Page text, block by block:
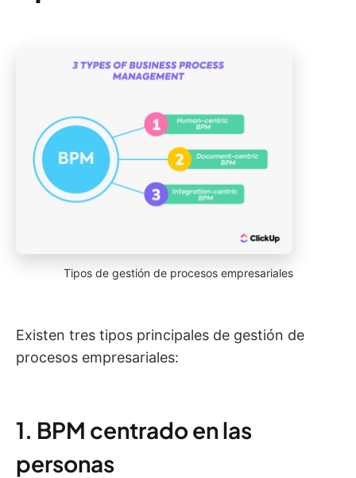
Tipos de gestión de procesos empresariales
Existen tres tipos principales de gestión de
procesos empresariales:
1. BPM centrado en las
personas